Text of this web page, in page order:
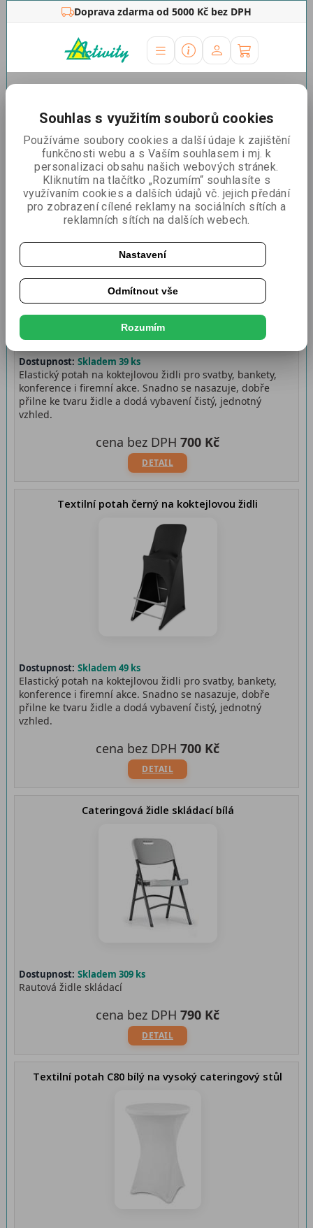
Doprava zdarma od 5000 Kč bez DPH
Vybavení stánku
Řadit podle: Nejlevnější Nejdražší Nejprodávanější
Textilní potah bílý na koktejlovou židli
Dostupnost: Skladem 39 ks
Elastický potah na koktejlovou židli pro svatby, bankety,
konference i firemní akce. Snadno se nasazuje, dobře
přilne ke tvaru židle a dodá vybavení čistý, jednotný
vzhled.
DETAIL
cena bez DPH 700 Kč
Textilní potah černý na koktejlovou židli
Dostupnost: Skladem 49 ks
Elastický potah na koktejlovou židli pro svatby, bankety,
konference i firemní akce. Snadno se nasazuje, dobře
přilne ke tvaru židle a dodá vybavení čistý, jednotný
vzhled.
DETAIL
cena bez DPH 700 Kč
Cateringová židle skládací bílá
Dostupnost: Skladem 309 ks
Rautová židle skládací
DETAIL
cena bez DPH 790 Kč
Textilní potah C80 bílý na vysoký cateringový stůl
Souhlas s využitím souborů cookies
Používáme soubory cookies a další údaje k zajištění
funkčnosti webu a s Vaším souhlasem i mj. k
personalizaci obsahu našich webových stránek.
Kliknutím na tlačítko „Rozumím“ souhlasíte s
využívaním cookies a dalších údajů vč. jejich předání
pro zobrazení cílené reklamy na sociálních sítích a
reklamních sítích na dalších webech.
Nastavení
Odmítnout vše
Rozumím